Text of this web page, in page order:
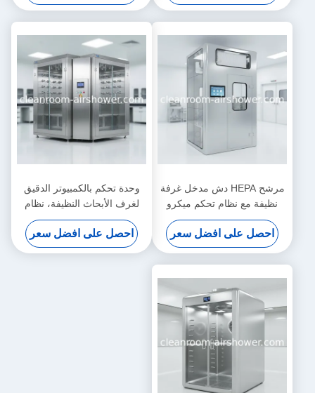
الهواء
مرشح HEPA دش مدخل غرفة
نظيفة مع نظام تحكم ميكرو
كمبيوتر لإستحمام الهواء ومنع
التلوث
احصل على افضل سعر
وحدة تحكم بالكمبيوتر الدقيق
لغرف الأبحاث النظيفة، نظام
مزدوج/فردي مع نظام تشابك
لتوفير حلول إزالة الجسيمات
المحمولة جواً
احصل على افضل سعر